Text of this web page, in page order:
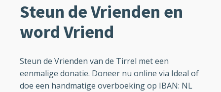
Steun de Vrienden en
word Vriend
Steun de Vrienden van de Tirrel met een
eenmalige donatie. Doneer nu online via Ideal of
doe een handmatige overboeking op IBAN: NL